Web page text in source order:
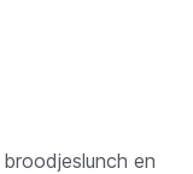
en